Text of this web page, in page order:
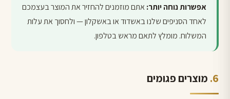
אפשרות נוחה יותר:אתם מוזמנים להחזיר את המוצר בעצמכם
לאחד הסניפים שלנו באשדוד או באשקלון — ולחסוך את עלות
המשלוח. מומלץ לתאם מראש בטלפון.
מוצרים פגומים